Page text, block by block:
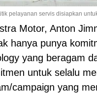
pelayanan servis disiapkan
Motor, Anton
hanya punya
yang beragam
untuk selalu
campaign yang